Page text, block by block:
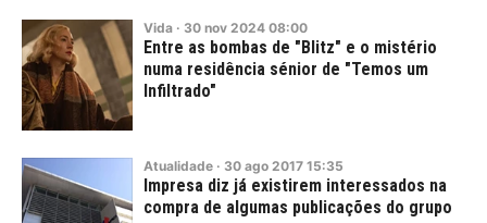
Vida · 30 nov 2024 08:00
Entre as bombas de "Blitz" e o mistério
numa residência sénior de "Temos um
Infiltrado"
Atualidade · 30 ago 2017 15:35
Impresa diz já existirem interessados na
compra de algumas publicações do grupo